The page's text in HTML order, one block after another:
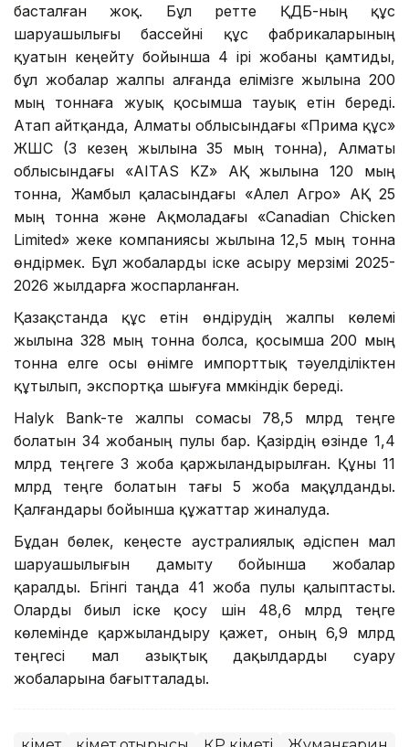
басталған жоқ. Бұл ретте ҚДБ-ның құс
шаруашылығы бассейні құс фабрикаларының
қуатын кеңейту бойынша 4 ірі жобаны қамтиды,
бұл жобалар жалпы алғанда елімізге жылына 200
мың тоннаға жуық қосымша тауық етін береді.
Атап айтқанда, Алматы облысындағы «Прима құс»
ЖШС (3 кезең жылына 35 мың тонна), Алматы
облысындағы «AITAS KZ» АҚ жылына 120 мың
тонна, Жамбыл қаласындағы «Алел Агро» АҚ 25
мың тонна және Ақмоладағы «Canadian Chicken
Limited» жеке компаниясы жылына 12,5 мың тонна
өндірмек. Бұл жобаларды іске асыру мерзімі 2025-
2026 жылдарға жоспарланған.
Қазақстанда құс етін өндірудің жалпы көлемі
жылына 328 мың тонна болса, қосымша 200 мың
тонна елге осы өнімге импорттық тәуелділіктен
құтылып, экспортқа шығуға мүмкіндік береді.
Halyk Bank-те жалпы сомасы 78,5 млрд теңге
болатын 34 жобаның пулы бар. Қазірдің өзінде 1,4
млрд теңгеге 3 жоба қаржыландырылған. Құны 11
млрд теңге болатын тағы 5 жоба мақұлданды.
Қалғандары бойынша құжаттар жиналуда.
Бұдан бөлек, кеңесте аустралиялық әдіспен мал
шаруашылығын дамыту бойынша жобалар
қаралды. Бүгінгі таңда 41 жоба пулы қалыптасты.
Оларды биыл іске қосу үшін 48,6 млрд теңге
көлемінде қаржыландыру қажет, оның 6,9 млрд
теңгесі мал азықтық дақылдарды суару
жобаларына бағытталады.